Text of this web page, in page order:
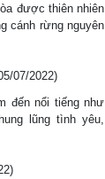
được thiên nhiên
cánh rừng nguyên
07/2022)
đến nổi tiếng như
lũng tình yêu,